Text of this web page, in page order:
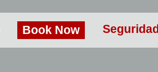
Book Now Seguridad